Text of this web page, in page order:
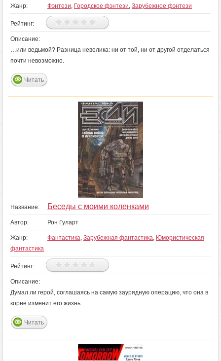
Жанр: Фэнтези, Городское фэнтези, Зарубежное фэнтези
Рейтинг:
Описание:
…или ведьмой? Разница невелика: ни от той, ни от другой отделаться
почти невозможно.
Читать
Название: Беседы с моими коленками
Автор: Рон Гуларт
Жанр: Фантастика, Зарубежная фантастика, Юмористическая
фантастика
Рейтинг:
Описание:
Думал ли герой, соглашаясь на самую заурядную операцию, что она в
корне изменит его жизнь.
Читать